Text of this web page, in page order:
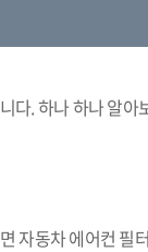
다. 하나 하나 알아
자동차 에어컨 필